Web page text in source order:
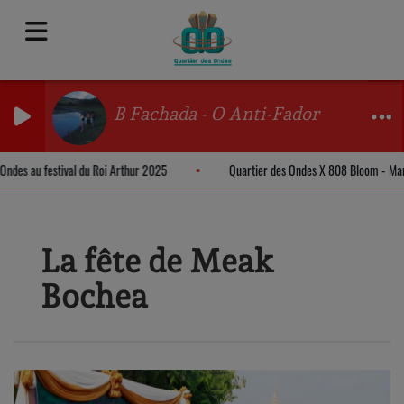
B Fachada - O Anti-Fador
Ondes au festival du Roi Arthur 2025 Quartier des Ondes X 808 Bloom -
La fête de Meak
Bochea